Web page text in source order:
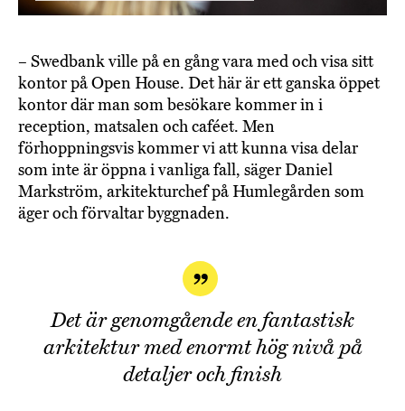
– Swedbank ville på en gång vara med och visa sitt
kontor på Open House. Det här är ett ganska öppet
kontor där man som besökare kommer in i
reception, matsalen och caféet. Men
förhoppningsvis kommer vi att kunna visa delar
som inte är öppna i vanliga fall, säger Daniel
Markström, arkitekturchef på Humlegården som
äger och förvaltar byggnaden.
Det är genomgående en fantastisk
arkitektur med enormt hög nivå på
detaljer och finish